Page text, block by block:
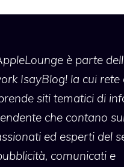
è parte
IsayBlog! la cui rete
siti tematici di
che contano
ed esperti del
comunicati e